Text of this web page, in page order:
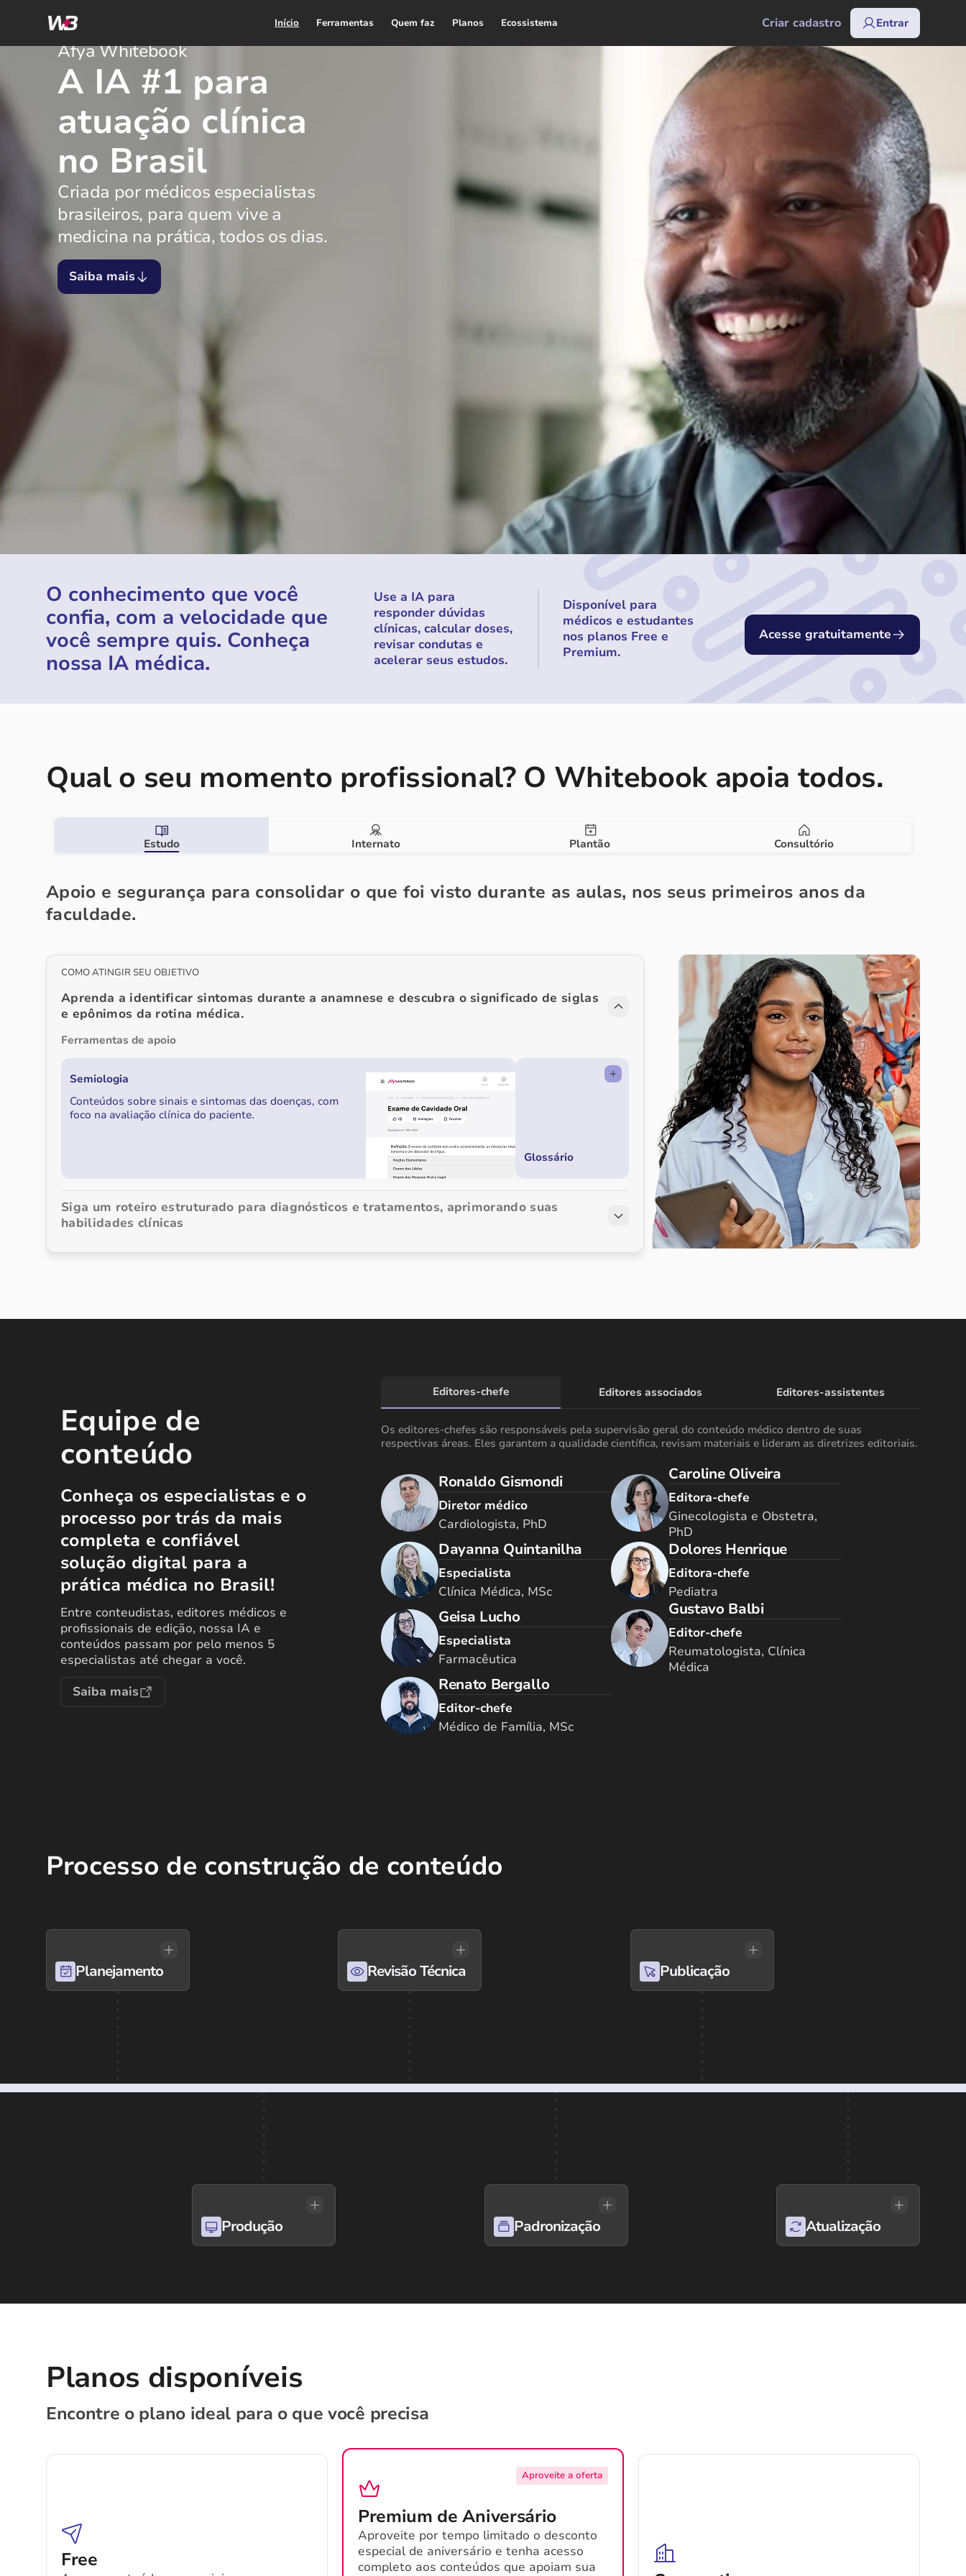
Início Ferramentas Quem faz Planos Ecossistema Criar cadastro Entrar
Afya Whitebook
A IA #1 para
atuação clínica
no Brasil
Criada por médicos especialistas
brasileiros, para quem vive a
medicina na prática, todos os dias.
Saiba mais
O conhecimento que você
confia, com a velocidade que
você sempre quis. Conheça
nossa IA médica.
Use a IA para
responder dúvidas
clínicas, calcular doses,
revisar condutas e
acelerar seus estudos.
Disponível para
médicos e estudantes
nos planos Free e
Premium.
Acesse gratuitamente
Qual o seu momento profissional? O Whitebook apoia todos.
Estudo Internato Plantão Consultório
Apoio e segurança para consolidar o que foi visto durante as aulas, nos seus primeiros anos da
faculdade.
COMO ATINGIR SEU OBJETIVO
Aprenda a identificar sintomas durante a anamnese e descubra o significado de siglas
e epônimos da rotina médica.
Ferramentas de apoio
Semiologia
Conteúdos sobre sinais e sintomas das doenças, com
foco na avaliação clínica do paciente.
Glossário
Siga um roteiro estruturado para diagnósticos e tratamentos, aprimorando suas
habilidades clínicas
Equipe de
conteúdo
Conheça os especialistas e o
processo por trás da mais
completa e confiável
solução digital para a
prática médica no Brasil!
Entre conteudistas, editores médicos e
profissionais de edição, nossa IA e
conteúdos passam por pelo menos 5
especialistas até chegar a você.
Saiba mais
Editores-chefe Editores associados Editores-assistentes
Os editores-chefes são responsáveis pela supervisão geral do conteúdo médico dentro de suas
respectivas áreas. Eles garantem a qualidade científica, revisam materiais e lideram as diretrizes editoriais.
Ronaldo Gismondi
Diretor médico
Cardiologista, PhD
Caroline Oliveira
Editora-chefe
Ginecologista e Obstetra,
PhD
Dayanna Quintanilha
Especialista
Clínica Médica, MSc
Dolores Henrique
Editora-chefe
Pediatra
Geisa Lucho
Especialista
Farmacêutica
Gustavo Balbi
Editor-chefe
Reumatologista, Clínica
Médica
Renato Bergallo
Editor-chefe
Médico de Família, MSc
Processo de construção de conteúdo
Planejamento
Produção
Revisão Técnica
Padronização
Publicação
Atualização
Planos disponíveis
Encontre o plano ideal para o que você precisa
Free
Aproveite a oferta
Premium de Aniversário
Aproveite por tempo limitado o desconto
especial de aniversário e tenha acesso
completo aos conteúdos que apoiam sua